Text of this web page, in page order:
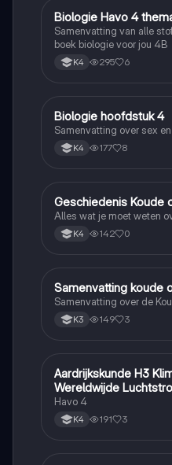
Biologie
Biologie Havo 4
Samenvatting van alle
boek biologie voor jou 4B
K4 295 6
Biologie
Biologie hoofdstuk 4
Samenvatting over sex
K4 177 8
Geschiedenis
Geschiedenis Koude
Alles wat je moet weten
K4 142 0
Geschiedenis
Samenvatting koude
Samenvatting over de
K3 149 3
Aardrijkskunde
Aardrijkskunde H3
Wereldwijde
Havo 4
K4 191 3